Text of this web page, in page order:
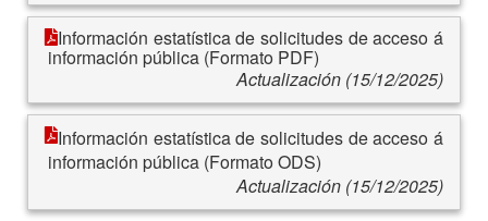
Información estatística de solicitudes de acceso á
información pública (Formato PDF)
Actualización (15/12/2025)
Información estatística de solicitudes de acceso á
información pública (Formato ODS)
Actualización (15/12/2025)